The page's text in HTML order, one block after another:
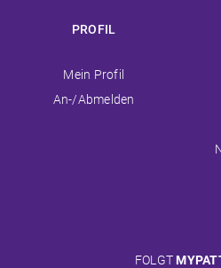
PROFIL
Navigation
überspringen
Mein Profil
An-/Abmelden
FOLGT